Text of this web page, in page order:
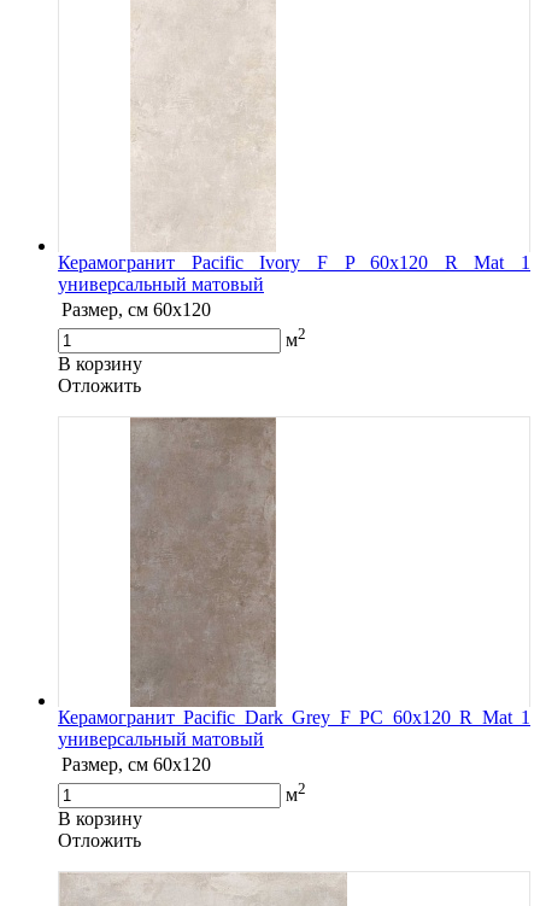
Керамогранит Pacific Ivory F P 60x120 R Mat 1
универсальный матовый
Размер, см 60x120
м2
В корзину
Oтложить
Керамогранит Pacific Dark Grey F PC 60x120 R Mat 1
универсальный матовый
Размер, см 60x120
м2
В корзину
Oтложить